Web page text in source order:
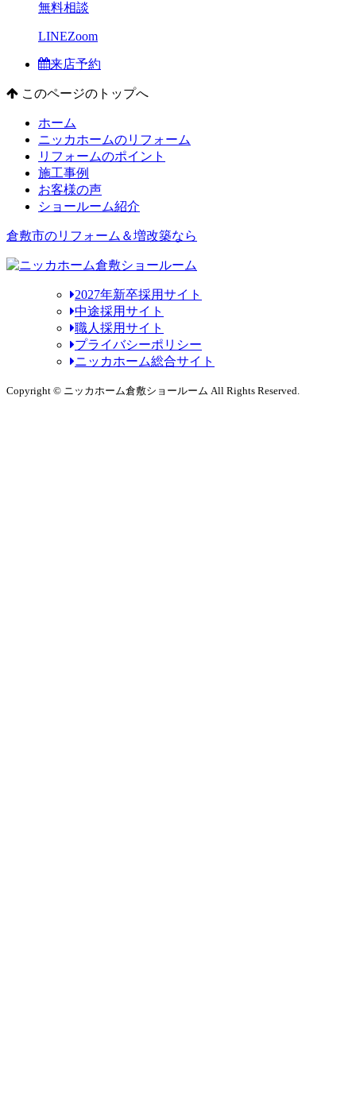
無料相談
LINEZoom
来店予約
このページのトップへ
ホーム
ニッカホームのリフォーム
リフォームのポイント
施工事例
お客様の声
ショールーム紹介
倉敷市のリフォーム＆増改築なら
2027年新卒採用サイト
中途採用サイト
職人採用サイト
プライバシーポリシー
ニッカホーム総合サイト
Copyright © ニッカホーム倉敷ショールーム All Rights Reserved.